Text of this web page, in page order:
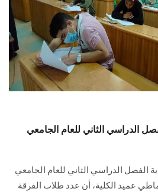
الطلاب
هيئة التدريس
الدراسات العليا
الزائـرون
الدراسي الثاني للعام الجامعي
الفصل الدراسي الثاني للعام الجامعي
عميد الكلية، أن عدد طلاب الفرقة